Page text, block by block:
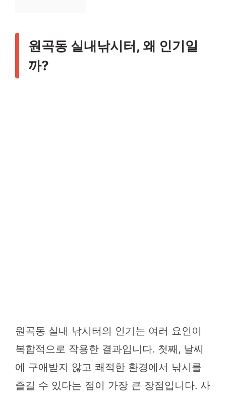
원곡동 실내낚시터, 왜 인기일
까?
원곡동 실내 낚시터의 인기는 여러 요인이
복합적으로 작용한 결과입니다. 첫째, 날씨
에 구애받지 않고 쾌적한 환경에서 낚시를
즐길 수 있다는 점이 가장 큰 장점입니다. 사